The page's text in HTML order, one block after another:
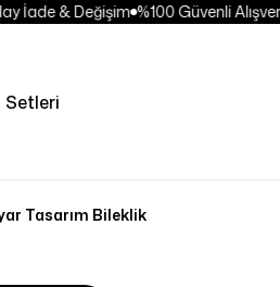
İade & Değişim %100 Güvenli Alışveriş
Setleri
Tasarım Bileklik